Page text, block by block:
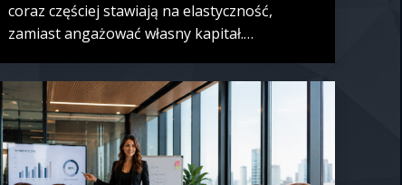
coraz częściej stawiają na elastyczność,
zamiast angażować własny kapitał.…